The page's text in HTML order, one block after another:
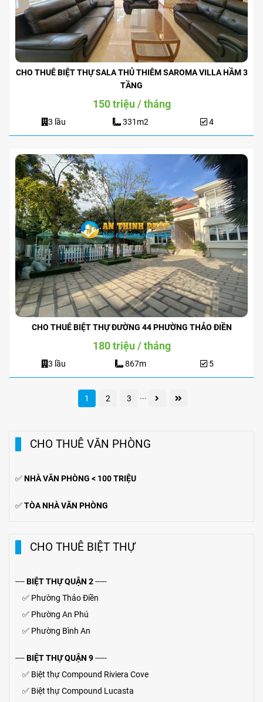
CHO THUÊ BIỆT THỰ SALA THỦ THIÊM SAROMA VILLA HẦM 3
TẦNG
150 triệu / tháng
3 lầu 331m2 4
CHO THUÊ BIỆT THỰ ĐƯỜNG 44 PHƯỜNG THẢO ĐIỀN
180 triệu / tháng
3 lầu 867m 5
1 2 3 ...
CHO THUÊ VĂN PHÒNG
✅NHÀ VĂN PHÒNG < 100 TRIỆU
✅TÒA NHÀ VĂN PHÒNG
CHO THUÊ BIỆT THỰ
----BIỆT THỰ QUẬN 2-----
✅ Phường Thảo Điền
✅ Phường An Phú
✅ Phường Bình An
----BIỆT THỰ QUẬN 9-----
✅ Biệt thự Compound Riviera Cove
✅ Biệt thựCompound Lucasta